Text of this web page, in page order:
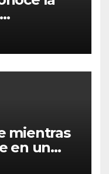
Juan y
mientras
en un